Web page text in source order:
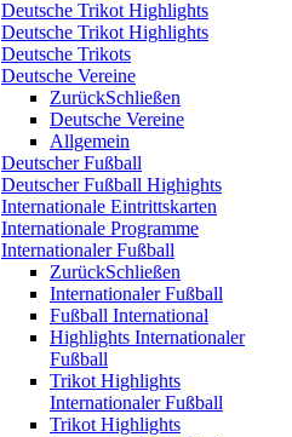
Deutsche Trikot Highlights
Deutsche Trikot Highlights
Deutsche Trikots
Deutsche Vereine
ZurückSchließen
Deutsche Vereine
Allgemein
Deutscher Fußball
Deutscher Fußball Highights
Internationale Eintrittskarten
Internationale Programme
Internationaler Fußball
ZurückSchließen
Internationaler Fußball
Fußball International
Highlights Internationaler
Fußball
Trikot Highlights
Internationaler Fußball
Trikot Highlights